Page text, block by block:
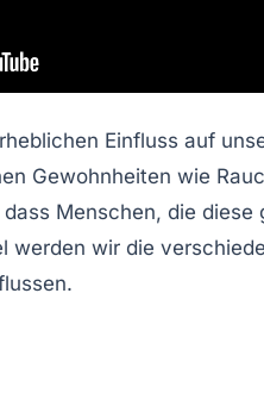
Einfluss auf
Gewohnheiten wie
Menschen, die
werden wir die